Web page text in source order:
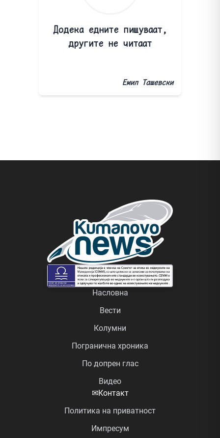
Додека едните пишуваат,
другите не читаат
Емил Ташевски
Насловна
Вести
Колумни
Погранична хроника
По допрен глас
Видео
✉Контакт
Политика на приватност
Импресум